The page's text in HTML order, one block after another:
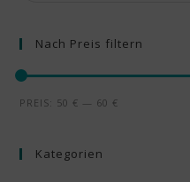
Nach Preis filtern
PREIS: 50 € — 60 €
Kategorien